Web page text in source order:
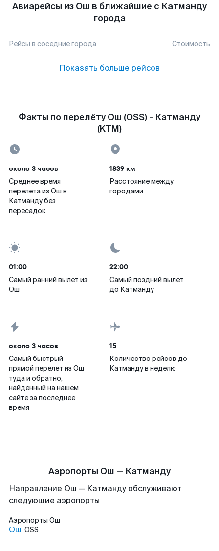
Авиарейсы из Ош в ближайшие с Катманду
города
Рейсы в соседние города Стоимость
Показать больше рейсов
Факты по перелёту Ош (OSS) - Катманду
(KTM)
около 3 часов
Среднее время
перелета из Ош в
Катманду без
пересадок
1839 км
Расстояние между
городами
01:00
Самый ранний вылет из
Ош
22:00
Самый поздний вылет
до Катманду
около 3 часов
Самый быстрый
прямой перелет из Ош
туда и обратно,
найденный на нашем
сайте за последнее
время
15
Количество рейсов до
Катманду в неделю
Аэропорты Ош — Катманду
Направление Ош — Катманду обслуживают
следующие аэропорты
Аэропорты Ош
Ош OSS